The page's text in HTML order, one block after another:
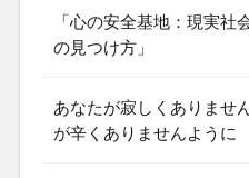
「心の安全基地：現実社
の見つけ方」
あなたが寂しくありませ
が辛くありませんように